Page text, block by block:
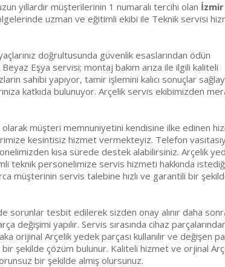
yıllardır müşterilerinin 1 numaralı tercihi olan İzmir
uzman ve eğitimli ekibi ile Teknik servisi
doğrultusunda güvenlik esaslarından ödün
Eşya servisi; montaj bakım arıza ile ilgili kaliteli
sahibi yapıyor, tamir işlemini kalıcı sonuçlar
katkıda bulunuyor. Arçelik servis ekibimizden
müşteri memnuniyetini kendisine ilke edinen
kesintisiz hizmet vermekteyiz. Telefon
kısa sürede destek alabilirsiniz. Arçelik
teknik personelimize servis hizmeti hakkında
müşterinin servis talebine hızlı ve garantili bir
sorunlar tesbit edilerek sizden onay alınır daha
değişimi yapılır. Servis sırasında cihaz
orijinal Arçelik yedek parçası kullanılır ve değişen
bir şekilde çözüm bulunur. Kaliteli hizmet ve orjinal
bir şekilde almış olursunuz.